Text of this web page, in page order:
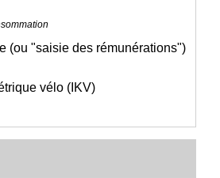
(ou "saisie des rémunérations")
vélo (IKV)